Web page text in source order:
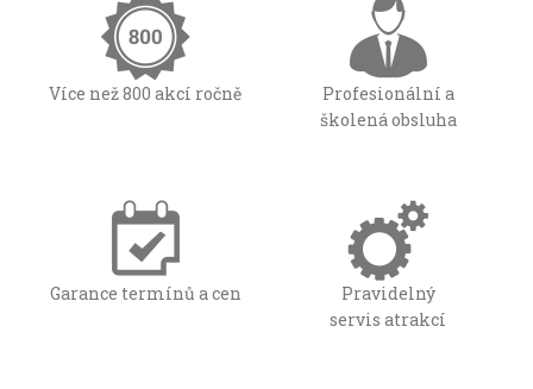
Více než 800 akcí ročně
Profesionální a
školená obsluha
Garance termínů a cen
Pravidelný
servis atrakcí